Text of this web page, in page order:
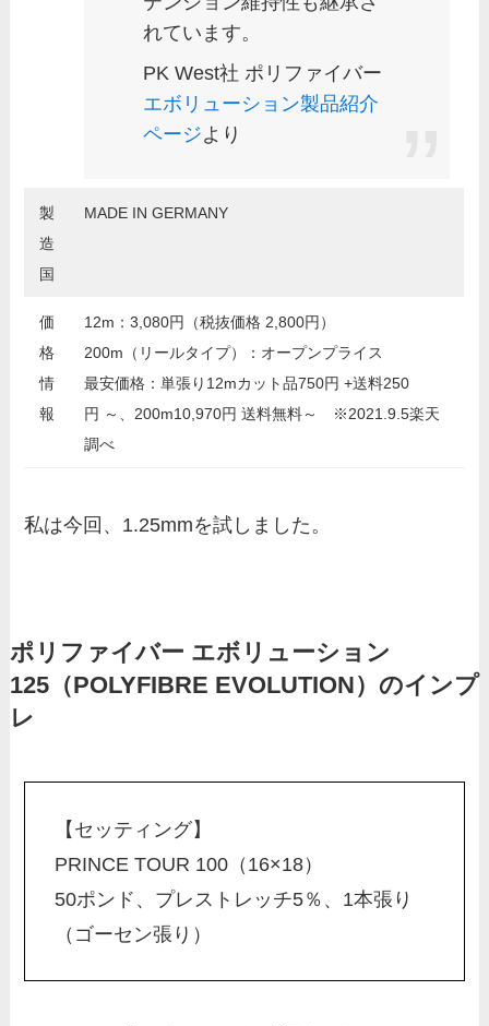
れています。
PK West社 ポリファイバー
エボリューション製品紹介
ページより
製
造
国
MADE IN GERMANY
価
格
情
報
12m：3 ,080円（税抜価格 2,800円）
200m（リールタイプ）：オープンプライス
最安価格：単張り12mカット品750円 +送料250
円 ～、200m10,970円 送料無料～ ※2021.9.5楽天
調べ
私は今回、1.25mmを試しました。
ポリファイバー エボリューション
125（POLYFIBRE EVOLUTION）のインプ
レ
【セッティング】
PRINCE TOUR 100（16×18）
50ポンド、プレストレッチ5％、1本張り
（ゴーセン張り）